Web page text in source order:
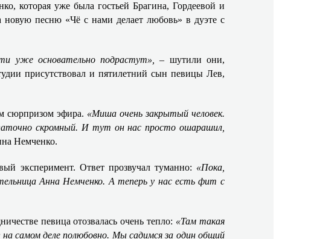
которая уже была гостьей Брагина, Гордеевой и
новую песню «Чё с нами делает любовь» в дуэте с
уже основательно подрастут»,– шутили они,
присутствовал и пятилетний сын певицы Лев,
сюрпризом эфира. «Миша очень закрытый человек.
скромный. И тут он нас просто ошарашил,
Немченко.
эксперимент. Ответ прозвучал туманно: «Пока,
Анна Немченко. А теперь у нас есть фит с
певица отозвалась очень тепло: «Там такая
самом деле полюбовно. Мы садимся за один общий